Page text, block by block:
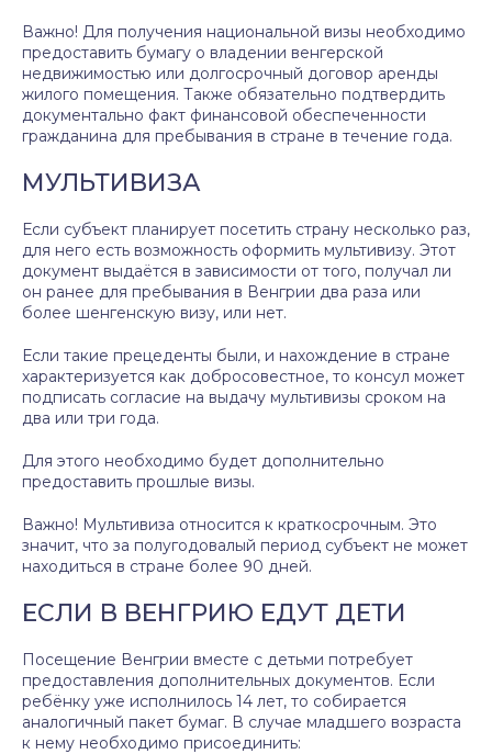
Важно! Для получения национальной визы необходимо
предоставить бумагу о владении венгерской
недвижимостью или долгосрочный договор аренды
жилого помещения. Также обязательно подтвердить
документально факт финансовой обеспеченности
гражданина для пребывания в стране в течение года.
МУЛЬТИВИЗА
Если субъект планирует посетить страну несколько раз,
для него есть возможность оформить мультивизу. Этот
документ выдаётся в зависимости от того, получал ли
он ранее для пребывания в Венгрии два раза или
более шенгенскую визу, или нет.
Если такие прецеденты были, и нахождение в стране
характеризуется как добросовестное, то консул может
подписать согласие на выдачу мультивизы сроком на
два или три года.
Для этого необходимо будет дополнительно
предоставить прошлые визы.
Важно! Мультивиза относится к краткосрочным. Это
значит, что за полугодовалый период субъект не может
находиться в стране более 90 дней.
ЕСЛИ В ВЕНГРИЮ ЕДУТ ДЕТИ
Посещение Венгрии вместе с детьми потребует
предоставления дополнительных документов. Если
ребёнку уже исполнилось 14 лет, то собирается
аналогичный пакет бумаг. В случае младшего возраста
к нему необходимо присоединить: